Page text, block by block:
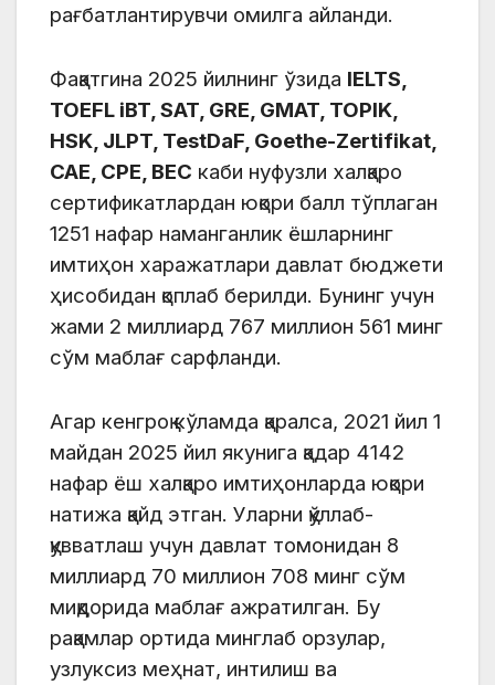
рағбатлантирувчи омилга айланди.
Фақатгина 2025 йилнинг ўзида IELTS,
TOEFL iBT, SAT, GRE, GMAT, TOPIK,
HSK, JLPT, TestDaF, Goethe-Zertifikat,
CAE, CPE, BEC каби нуфузли халқаро
сертификатлардан юқори балл тўплаган
1251 нафар наманганлик ёшларнинг
имтиҳон харажатлари давлат бюджети
ҳисобидан қоплаб берилди. Бунинг учун
жами 2 миллиард 767 миллион 561 минг
сўм маблағ сарфланди.
Агар кенгроқ кўламда қаралса, 2021 йил 1
майдан 2025 йил якунига қадар 4142
нафар ёш халқаро имтиҳонларда юқори
натижа қайд этган. Уларни қўллаб-
қувватлаш учун давлат томонидан 8
миллиард 70 миллион 708 минг сўм
миқдорида маблағ ажратилган. Бу
рақамлар ортида минглаб орзулар,
узлуксиз меҳнат, интилиш ва